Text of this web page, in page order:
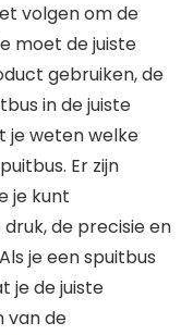
volgen om de
moet de juiste
gebruiken, de
in de juiste
je weten welke
Er zijn
je kunt
de precisie en
je een spuitbus
je de juiste
van de